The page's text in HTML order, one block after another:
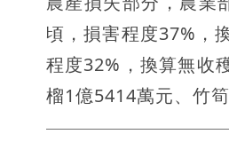
頃，損害程度37%，
程度32%，換算無收
榴1億5414萬元、竹